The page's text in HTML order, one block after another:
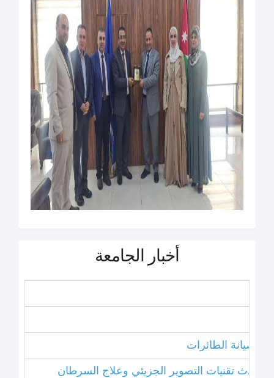
أخبار الجامعة
صيانة الطائرات
أحدث تقنيات التصوير الجزيئي وعلاج السرطان